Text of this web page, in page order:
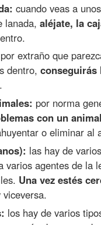
cuando veas a
lanada, aléjate, la
por extraño que
dentro, conseguirás
por norma
con un
o eliminar al
las hay de
varios agentes de la
Una vez estés
viceversa.
los hay de varios